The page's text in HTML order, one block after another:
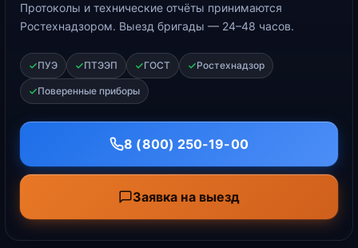
Протоколы и технические отчёты принимаются
Ростехнадзором. Выезд бригады — 24–48 часов.
ПУЭ ПТЭЭП ГОСТ Ростехнадзор
Поверенные приборы
8 (800) 250-19-00
Заявка на выезд